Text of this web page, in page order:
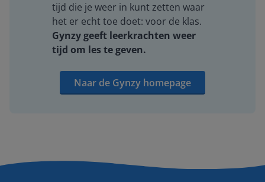
tijd die je weer in kunt zetten waar
het er echt toe doet: voor de klas.
Gynzy geeft leerkrachten weer
tijd om les te geven.
Naar de Gynzy homepage